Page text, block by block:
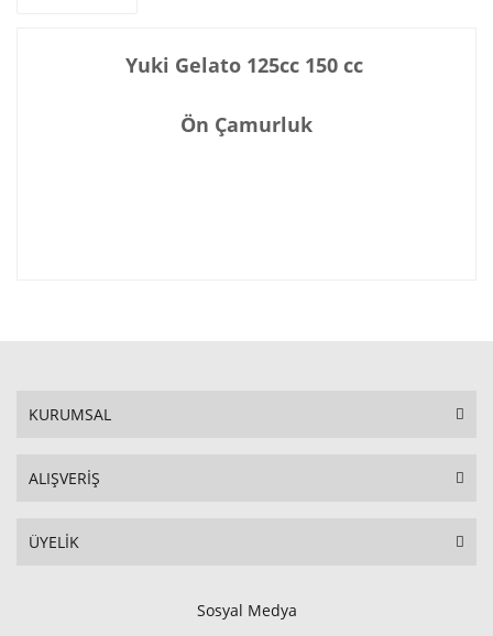
Yuki Gelato 125cc 150 cc
Ön Çamurluk
KURUMSAL
ALIŞVERİŞ
ÜYELİK
Sosyal Medya